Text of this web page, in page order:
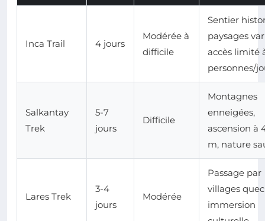
Inca Trail 4 jours
Modérée à
difficile
Sentier
paysages
accès limité
personnes/
Salkantay
Trek
5-7
jours
Difficile
Montagnes
enneigées,
ascension à
m, nature
Lares Trek
3-4
jours
Modérée
Passage par
villages
immersion